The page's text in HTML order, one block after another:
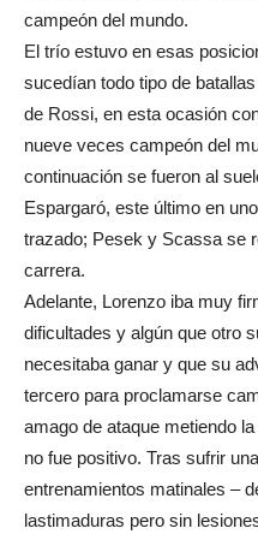
campeón del mundo.
El trío estuvo en esas
sucedían todo tipo de
de Rossi, en esta ocasión
nueve veces campeón del
continuación se fueron al
Espargaró, este último en
trazado; Pesek y Scassa se
carrera.
Adelante, Lorenzo iba muy
dificultades y algún que otro
necesitaba ganar y que su
tercero para proclamarse
amago de ataque metiendo
no fue positivo. Tras sufrir
entrenamientos matinales –
lastimaduras pero sin